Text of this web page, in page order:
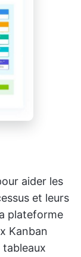
aider les
et leurs
plateforme
Kanban
tableaux